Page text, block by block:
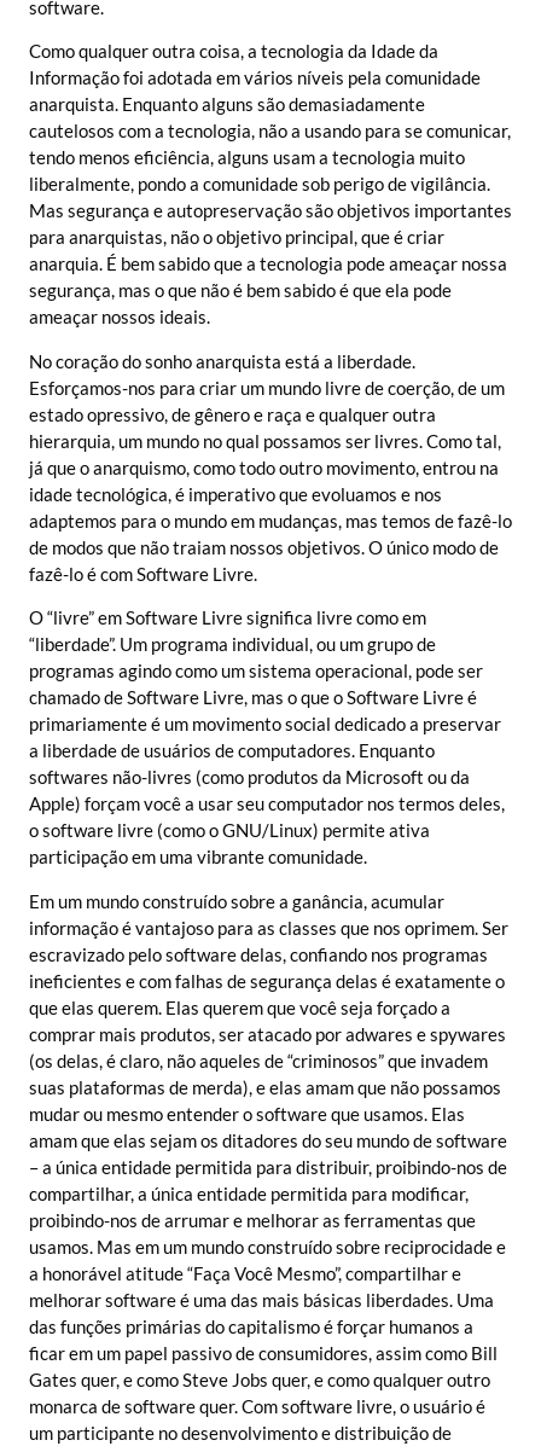
software.
Como qualquer outra coisa, a tecnologia da Idade da
Informação foi adotada em vários níveis pela comunidade
anarquista. Enquanto alguns são demasiadamente
cautelosos com a tecnologia, não a usando para se comunicar,
tendo menos eficiência, alguns usam a tecnologia muito
liberalmente, pondo a comunidade sob perigo de vigilância.
Mas segurança e autopreservação são objetivos importantes
para anarquistas, não o objetivo principal, que é criar
anarquia. É bem sabido que a tecnologia pode ameaçar nossa
segurança, mas o que não é bem sabido é que ela pode
ameaçar nossos ideais.
No coração do sonho anarquista está a liberdade.
Esforçamos-nos para criar um mundo livre de coerção, de um
estado opressivo, de gênero e raça e qualquer outra
hierarquia, um mundo no qual possamos ser livres. Como tal,
já que o anarquismo, como todo outro movimento, entrou na
idade tecnológica, é imperativo que evoluamos e nos
adaptemos para o mundo em mudanças, mas temos de fazê-lo
de modos que não traiam nossos objetivos. O único modo de
fazê-lo é com Software Livre.
O “livre” em Software Livre significa livre como em
“liberdade”. Um programa individual, ou um grupo de
programas agindo como um sistema operacional, pode ser
chamado de Software Livre, mas o que o Software Livre é
primariamente é um movimento social dedicado a preservar
a liberdade de usuários de computadores. Enquanto
softwares não-livres (como produtos da Microsoft ou da
Apple) forçam você a usar seu computador nos termos deles,
o software livre (como o GNU/Linux) permite ativa
participação em uma vibrante comunidade.
Em um mundo construído sobre a ganância, acumular
informação é vantajoso para as classes que nos oprimem. Ser
escravizado pelo software delas, confiando nos programas
ineficientes e com falhas de segurança delas é exatamente o
que elas querem. Elas querem que você seja forçado a
comprar mais produtos, ser atacado por adwares e spywares
(os delas, é claro, não aqueles de “criminosos” que invadem
suas plataformas de merda), e elas amam que não possamos
mudar ou mesmo entender o software que usamos. Elas
amam que elas sejam os ditadores do seu mundo de software
– a única entidade permitida para distribuir, proibindo-nos de
compartilhar, a única entidade permitida para modificar,
proibindo-nos de arrumar e melhorar as ferramentas que
usamos. Mas em um mundo construído sobre reciprocidade e
a honorável atitude “Faça Você Mesmo”, compartilhar e
melhorar software é uma das mais básicas liberdades. Uma
das funções primárias do capitalismo é forçar humanos a
ficar em um papel passivo de consumidores, assim como Bill
Gates quer, e como Steve Jobs quer, e como qualquer outro
monarca de software quer. Com software livre, o usuário é
um participante no desenvolvimento e distribuição de